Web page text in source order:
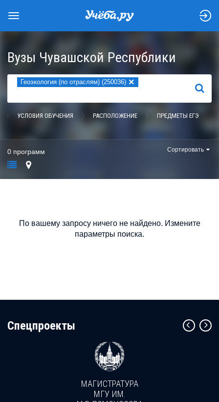
Вузы Чувашской Республики
Геоэкология (по отраслям) (250036) ×
НАЙТИ
УСЛОВИЯ ОБУЧЕНИЯ РАСПОЛОЖЕНИЕ ПРЕДМЕТЫ ЕГЭ
0 программ Сортировать
По вашему запросу ничего не найдено. Измените
параметры поиска.
Cпецпроекты
МАГИСТРАТУРА
МГУ ИМ.